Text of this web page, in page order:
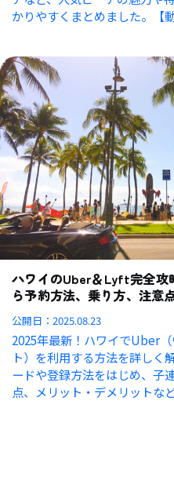
かりやすくまとめました。【
ハワイのUber＆Lyft完全攻
ら予約方法、乗り方、注意
公開日：2025.08.23
2025年最新！ハワイでUber
ト）を利用する方法を詳しく
ードや登録方法をはじめ、子
点、メリット・デメリットな